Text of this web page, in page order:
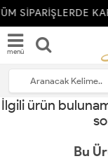
SİPARİŞLERDE
menü
İlgili ürün
Bu